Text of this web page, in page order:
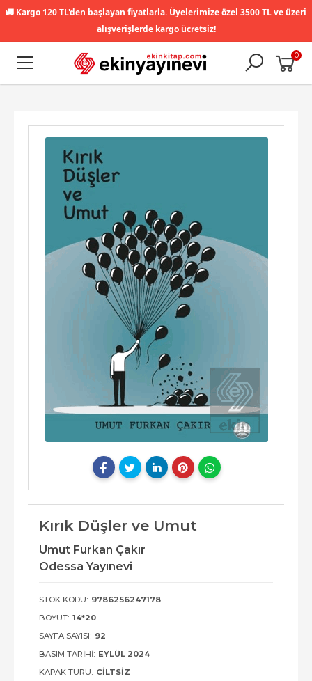
🚚 Kargo 120 TL'den başlayan fiyatlarla. Üyelerimize özel 3500 TL ve üzeri
alışverişlerde kargo ücretsiz!
0
Kırık Düşler ve Umut
Umut Furkan Çakır
Odessa Yayınevi
STOK KODU: 9786256247178
BOYUT: 14*20
SAYFA SAYISI: 92
BASIM TARIHI: EYLÜL 2024
KAPAK TÜRÜ: CILTSIZ